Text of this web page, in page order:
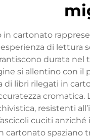
cartonato
di lettura
durata
si allentino con il
di libri rilegati in
resistenti
cuciti
cartonato spaziano